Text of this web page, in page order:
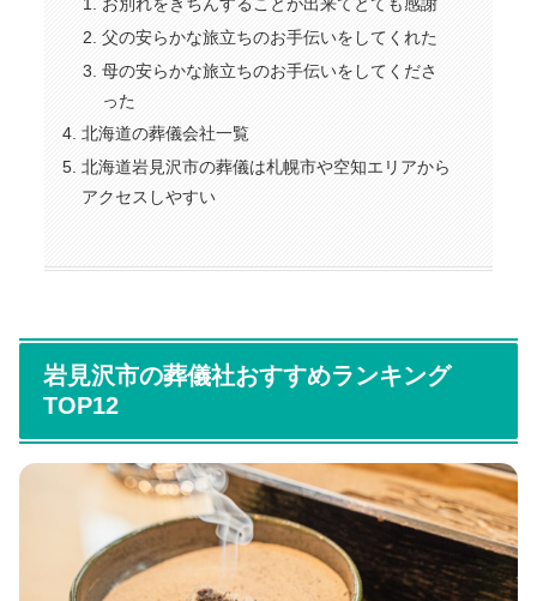
父の安らかな旅立ちのお手伝いをしてくれた
母の安らかな旅立ちのお手伝いをしてくださ
った
北海道の葬儀会社一覧
北海道岩見沢市の葬儀は札幌市や空知エリアから
アクセスしやすい
岩見沢市の葬儀社おすすめランキング
TOP12